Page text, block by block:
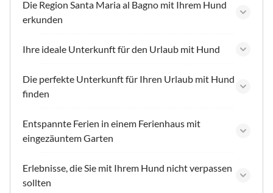
Die Region Santa Maria al Bagno mit Ihrem Hund
erkunden
Ihre ideale Unterkunft für den Urlaub mit Hund
Die perfekte Unterkunft für Ihren Urlaub mit Hund
finden
Entspannte Ferien in einem Ferienhaus mit
eingezäuntem Garten
Erlebnisse, die Sie mit Ihrem Hund nicht verpassen
sollten